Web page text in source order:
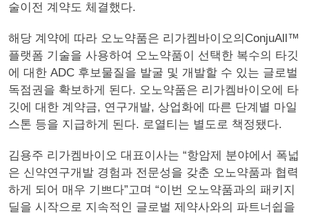
술이전 계약도 체결했다.
해당 계약에 따라 오노약품은 리가켐바이오의ConjuAll™
플랫폼 기술을 사용하여 오노약품이 선택한 복수의 타깃
에 대한 ADC 후보물질을 발굴 및 개발할 수 있는 글로벌
독점권을 확보하게 된다. 오노약품은 리가켐바이오에 타
깃에 대한 계약금, 연구개발, 상업화에 따른 단계별 마일
스톤 등을 지급하게 된다. 로열티는 별도로 책정됐다.
김용주 리가켐바이오 대표이사는 “항암제 분야에서 폭넓
은 신약연구개발 경험과 전문성을 갖춘 오노약품과 협력
하게 되어 매우 기쁘다”고며 “이번 오노약품과의 패키지
딜을 시작으로 지속적인 글로벌 제약사와의 파트너쉽을